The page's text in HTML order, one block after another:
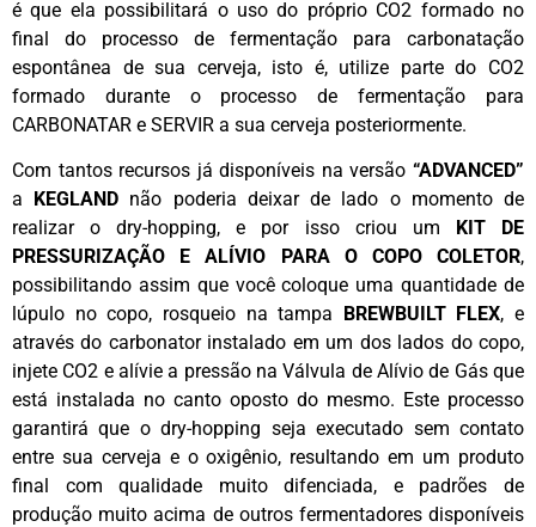
é que ela possibilitará o uso do próprio CO2 formado no
final do processo de fermentação para carbonatação
espontânea de sua cerveja, isto é, utilize parte do CO2
formado durante o processo de fermentação para
CARBONATAR e SERVIR a sua cerveja posteriormente.
Com tantos recursos já disponíveis na versão “ADVANCED”
a
KEGLAND não poderia deixar de lado o momento de
realizar o dry-hopping, e por isso criou um
KIT DE
PRESSURIZAÇÃO E ALÍVIO PARA O COPO COLETOR,
possibilitando assim que você coloque uma quantidade de
lúpulo no copo, rosqueio na tampa
BREWBUILT FLEX, e
através do carbonator instalado em um dos lados do copo,
injete CO2 e alívie a pressão na Válvula de Alívio de Gás que
está instalada no canto oposto do mesmo. Este processo
garantirá que o dry-hopping seja executado sem contato
entre sua cerveja e o oxigênio, resultando em um produto
final com qualidade muito difenciada, e padrões de
produção muito acima de outros fermentadores disponíveis